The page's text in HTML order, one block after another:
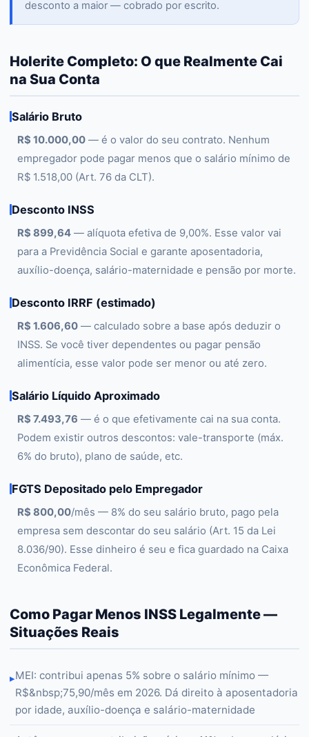
desconto a maior — cobrado por escrito.
Holerite Completo: O que Realmente Cai
na Sua Conta
Salário Bruto
R$ 10.000,00 — é o valor do seu contrato. Nenhum
empregador pode pagar menos que o salário mínimo de
R$ 1.518,00 (Art. 76 da CLT).
Desconto INSS
R$ 899,64 — alíquota efetiva de 9,00%. Esse valor vai
para a Previdência Social e garante aposentadoria,
auxílio-doença, salário-maternidade e pensão por morte.
Desconto IRRF (estimado)
R$ 1.606,60 — calculado sobre a base após deduzir o
INSS. Se você tiver dependentes ou pagar pensão
alimentícia, esse valor pode ser menor ou até zero.
Salário Líquido Aproximado
R$ 7.493,76 — é o que efetivamente cai na sua conta.
Podem existir outros descontos: vale-transporte (máx.
6% do bruto), plano de saúde, etc.
FGTS Depositado pelo Empregador
R$ 800,00/mês — 8% do seu salário bruto, pago pela
empresa sem descontar do seu salário (Art. 15 da Lei
8.036/90). Esse dinheiro é seu e fica guardado na Caixa
Econômica Federal.
Como Pagar Menos INSS Legalmente —
Situações Reais
▸MEI: contribui apenas 5% sobre o salário mínimo —
R$&nbsp;75,90/mês em 2026. Dá direito à aposentadoria
por idade, auxílio-doença e salário-maternidade